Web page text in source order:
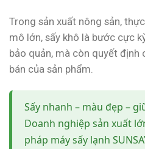
Trong sản xuất nông sản,
mô lớn, sấy khô là bước cực
bảo quản, mà còn quyết định
bán của sản phẩm.
Sấy nhanh – màu đẹp –
Doanh nghiệp sản xuất
pháp máy sấy lạnh